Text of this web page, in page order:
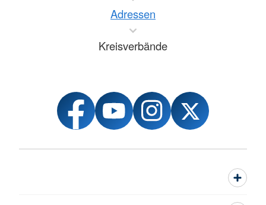
Adressen
Kreisverbände